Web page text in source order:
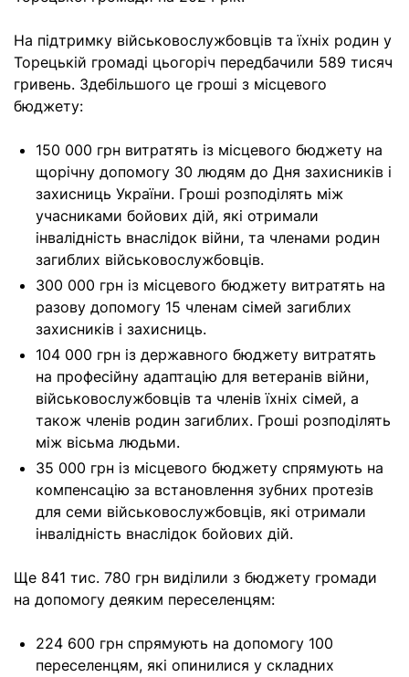
На підтримку військовослужбовців та їхніх родин у
Торецькій громаді цьогоріч передбачили 589 тисяч
гривень. Здебільшого це гроші з місцевого
бюджету:
150 000 грн витратять із місцевого бюджету на
щорічну допомогу 30 людям до Дня захисників і
захисниць України. Гроші розподілять між
учасниками бойових дій, які отримали
інвалідність внаслідок війни, та членами родин
загиблих військовослужбовців.
300 000 грн із місцевого бюджету витратять на
разову допомогу 15 членам сімей загиблих
захисників і захисниць.
104 000 грн із державного бюджету витратять
на професійну адаптацію для ветеранів війни,
військовослужбовців та членів їхніх сімей, а
також членів родин загиблих. Гроші розподілять
між вісьма людьми.
35 000 грн із місцевого бюджету спрямують на
компенсацію за встановлення зубних протезів
для семи військовослужбовців, які отримали
інвалідність внаслідок бойових дій.
Ще 841 тис. 780 грн виділили з бюджету громади
на допомогу деяким переселенцям:
224 600 грн спрямують на допомогу 100
переселенцям, які опинилися у складних